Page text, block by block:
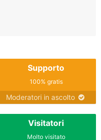
Supporto
100% gratis
Moderatori in ascolto
Visitatori
Molto visitato